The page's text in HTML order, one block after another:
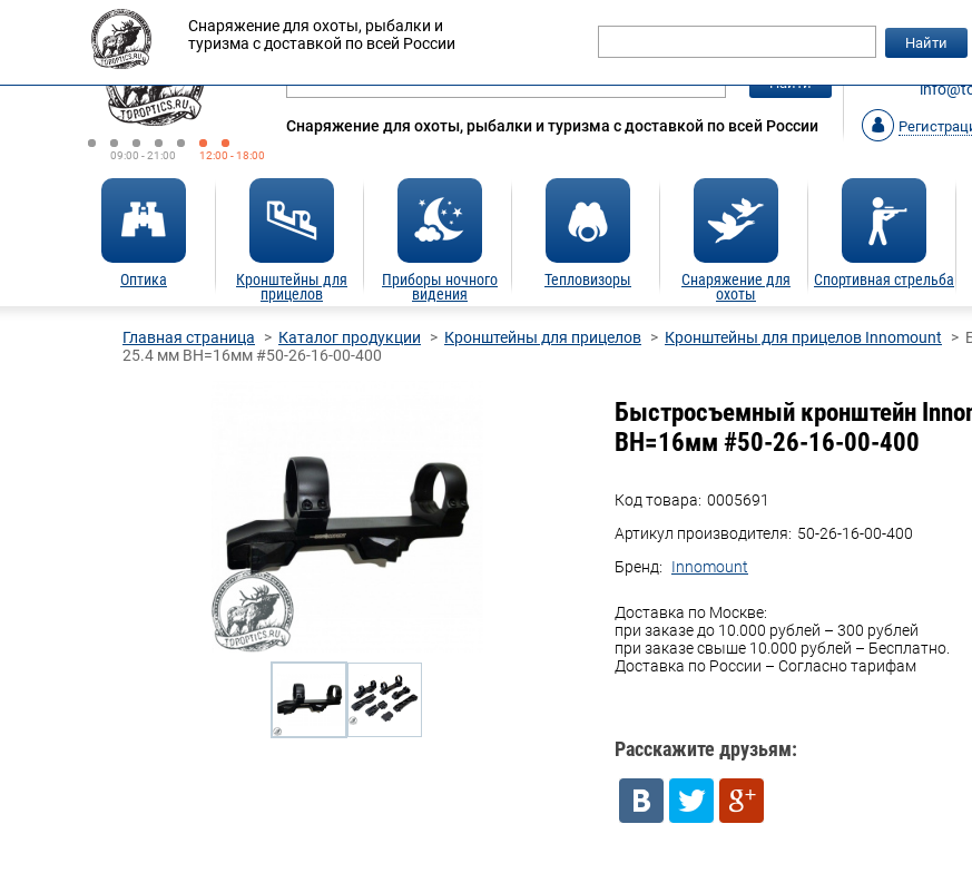
09:00 - 21:00 12:00 - 18:00
Оплата Доставка
Найти
Снаряжение для охоты, рыбалки и туризма с доставкой по всей России
Оптика
Кронштейны для
прицелов
Приборы ночного
видения
Тепловизоры
Снаряжение для
охоты
Спортивная стрельба
Снаряжение для охоты, рыбалки и
туризма с доставкой по всей России
Найти
Главная страница Каталог продукции Кронштейны для прицелов Кронштейны для прицелов Innomount
25.4 мм BH=16мм #50-26-16-00-400
Быстросъемный кронштейн
BH=16мм #50-26-16-00-400
Код товара: 0005691
Артикул производителя: 50-26-16-00-400
Бренд:
Innomount
Доставка по Москве:
при заказе до 10.000 рублей – 300 рублей
при заказе свыше 10.000 рублей – Бесплатно.
Доставка по России – Согласно тарифам
Расскажите друзьям: